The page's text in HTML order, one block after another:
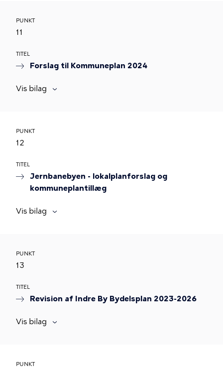
PUNKT
11
TITEL
Forslag til Kommuneplan 2024
Vis bilag
PUNKT
12
TITEL
Jernbanebyen - lokalplanforslag og
kommuneplantillæg
Vis bilag
PUNKT
13
TITEL
Revision af Indre By Bydelsplan 2023-2026
Vis bilag
PUNKT